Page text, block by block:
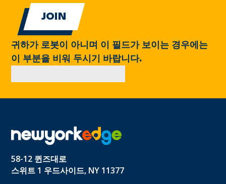
귀하가 로봇이 아니며 이 필드가 보이는 경우에는
이 부분을 비워 두시기 바랍니다.
58-12 퀸즈대로
스위트 1 우드사이드, NY 11377